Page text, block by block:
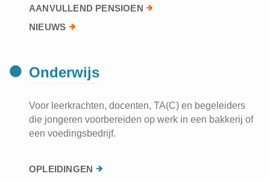
AANVULLEND PENSIOEN
NIEUWS
Onderwijs
Voor leerkrachten, docenten, TA(C) en begeleiders
die jongeren voorbereiden op werk in een bakkerij of
een voedingsbedrijf.
OPLEIDINGEN